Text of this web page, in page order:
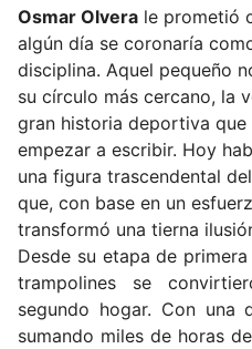
Osmar Olvera le prometió
algún día se coronaría
disciplina. Aquel pequeño
su círculo más cercano, la
gran historia deportiva
empezar a escribir. Hoy
una figura trascendental
que, con base en un
transformó una tierna
Desde su etapa de
trampolines se
segundo hogar. Con una
sumando miles de horas